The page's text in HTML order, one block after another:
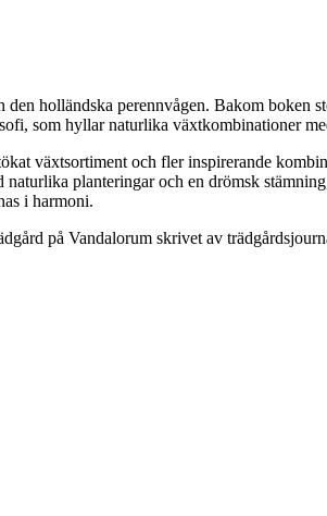
holländska perennvågen. Bakom boken
som hyllar naturlika växtkombinationer
växtsortiment och fler inspirerande
planteringar och en drömsk
i harmoni.
på Vandalorum skrivet av